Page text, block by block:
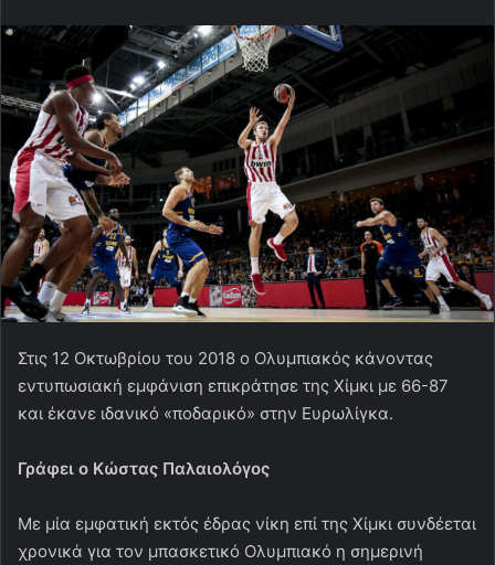
Στις 12 Οκτωβρίου του 2018 ο Ολυμπιακός κάνοντας
εντυπωσιακή εμφάνιση επικράτησε της Χίμκι με 66-87
και έκανε ιδανικό «ποδαρικό» στην Ευρωλίγκα.
Γράφει ο Κώστας Παλαιολόγος
Με μία εμφατική εκτός έδρας νίκη επί της Χίμκι συνδέεται
χρονικά για τον μπασκετικό Ολυμπιακό η σημερινή